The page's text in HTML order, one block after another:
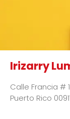
Irizarry
Calle Francia #
Puerto Rico